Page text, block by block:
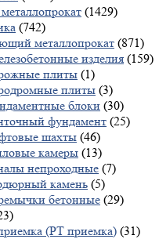
(1429)
(742)
металлопрокат (871)
изделия (159)
плиты (1)
плиты (3)
блоки (30)
фундамент (25)
шахты (46)
камеры (13)
непроходные (7)
камень (5)
бетонные (29)
(РТ приемка) (31)